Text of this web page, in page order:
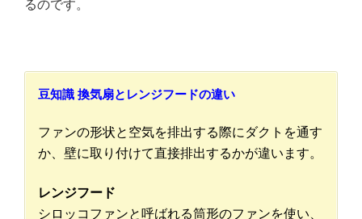
るのです。
豆知識 換気扇とレンジフードの違い
ファンの形状と空気を排出する際にダクトを通す
か、壁に取り付けて直接排出するかが違います。
レンジフード
シロッコファンと呼ばれる筒形のファンを使い、